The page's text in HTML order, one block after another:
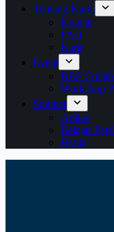
Tentang Kami
Kontak
FAQ
Karir
Event
BBF
Workshop
Sumber
Artikel
Belajar
Berita